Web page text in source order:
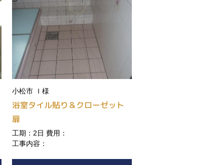
小松市 Ｉ様
浴室タイル貼り＆クローゼット
扉
工期：2日 費用：
工事内容：